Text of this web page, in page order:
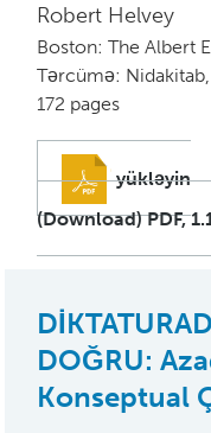
Robert Helvey
Boston: The Albert
Tərcümə:
172 pages
yükləyin
(Download) PDF,
DOĞRU:
Konseptual